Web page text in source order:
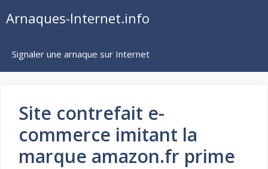
auArnaques-Internet.info
Signaler une arnaque sur Internet
Site contrefait e-
commerce imitant la
marque amazon.fr prime